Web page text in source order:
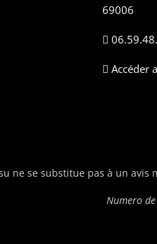
69006
Accéder
ne se substitue pas à un
Numero